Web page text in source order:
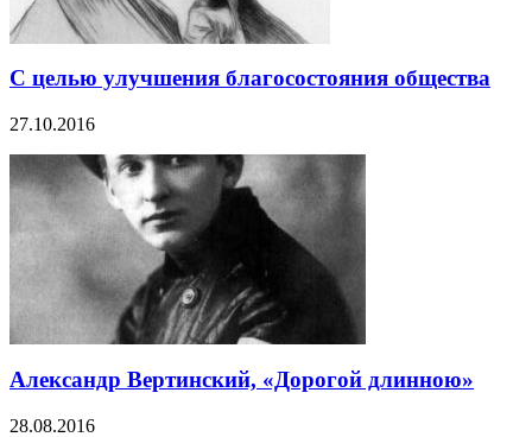
С целью улучшения благосостояния общества
27.10.2016
Александр Вертинский, «Дорогой длинною»
28.08.2016